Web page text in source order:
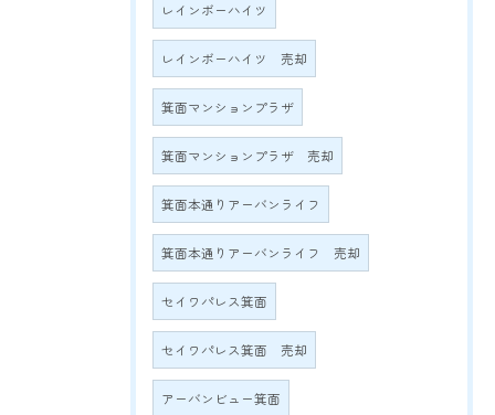
レインボーハイツ
レインボーハイツ 売却
箕面マンションプラザ
箕面マンションプラザ 売却
箕面本通りアーバンライフ
箕面本通りアーバンライフ 売却
セイワパレス箕面
セイワパレス箕面 売却
アーバンビュー箕面